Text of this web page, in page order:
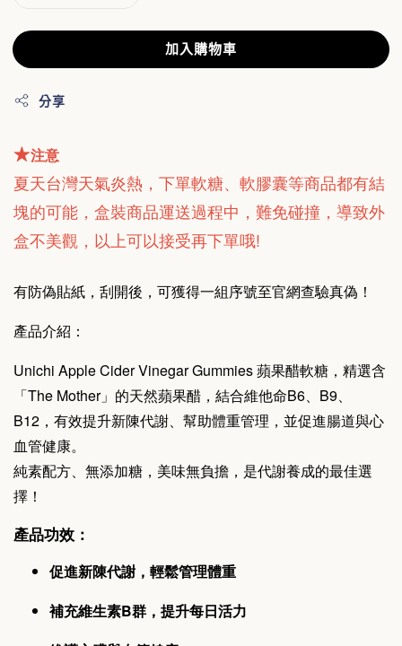
加入購物車
分享
★注意
夏天台灣天氣炎熱，下單軟糖、軟膠囊等商品都有結
塊的可能， 盒裝商品運送過程中，難免碰撞，導致外
盒不美觀，以上可以接受再下單哦!
有防偽貼紙，刮開後，可獲得一組序號至官網查驗真偽！
產品介紹：
Unichi Apple Cider Vinegar Gummies 蘋果醋軟糖，精選含
「The Mother」的天然蘋果醋，結合維他命B6、B9、
B12，有效提升新陳代謝、幫助體重管理，並促進腸道與心
血管健康。
純素配方、無添加糖，美味無負擔，是代謝養成的最佳選
擇！
產品功效：
促進新陳代謝，輕鬆管理體重
補充維生素B群，提升每日活力